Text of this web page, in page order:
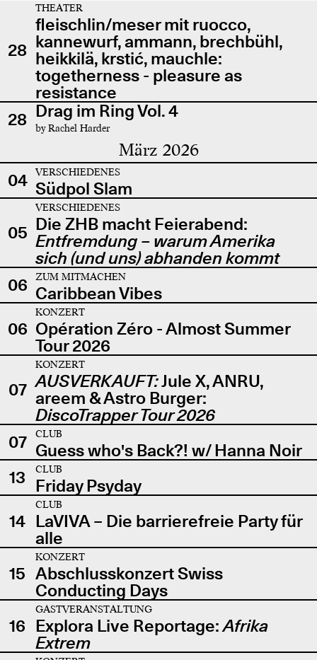
28
THEATER
fleischlin/meser mit ruocco,
kannewurf, ammann, brechbühl,
heikkilä, krstić, mauchle:
togetherness - pleasure as
resistance
28 Drag im Ring Vol. 4
by Rachel Harder
März 2026
04 VERSCHIEDENES
Südpol Slam
05
VERSCHIEDENES
Die ZHB macht Feierabend:
Entfremdung – warum Amerika
sich (und uns) abhanden kommt
06
ZUM MITMACHEN
Caribbean Vibes
06
KONZERT
Opération Zéro - Almost Summer
Tour 2026
07
KONZERT
AUSVERKAUFT:Jule X, ANRU,
areem & Astro Burger:
DiscoTrapper Tour 2026
07
CLUB
Guess who's Back?! w/ Hanna Noir
13
CLUB
Friday Psyday
14
CLUB
LaVIVA – Die barrierefreie Party für
alle
15
KONZERT
Abschlusskonzert Swiss
Conducting Days
16
GASTVERANSTALTUNG
Explora Live Reportage:Afrika
Extrem